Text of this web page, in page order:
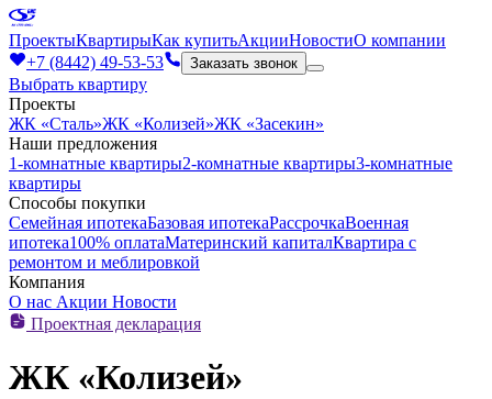
ПроектыКвартирыКак купитьАкцииНовостиО компании
+7 (8442) 49-53-53
Заказать звонок
Выбрать квартиру
Проекты
ЖК «Сталь»ЖК «Колизей»ЖК «Засекин»
Наши предложения
1-комнатные квартиры2-комнатные квартиры3-комнатные
квартиры
Способы покупки
Семейная ипотекаБазовая ипотекаРассрочкаВоенная
ипотека100% оплатаМатеринский капиталКвартира с
ремонтом и меблировкой
Компания
О нас Акции Новости
Проектная декларация
ЖК «Колизей»